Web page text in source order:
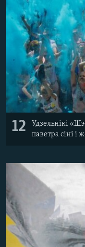
12
Удзельнікі
паветра сіні і